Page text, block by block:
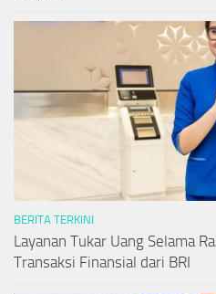
BERITA TERKINI
Layanan Tukar Uang Selama
Transaksi Finansial dari BRI